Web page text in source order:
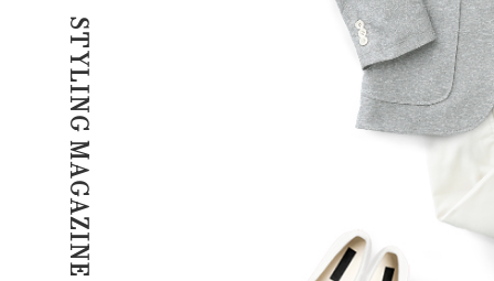
STYLING MAGAZINE